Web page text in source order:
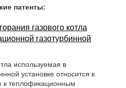
патенты:
газового котла
газотурбинной
используемая в
установке относится к
к теплофикационным